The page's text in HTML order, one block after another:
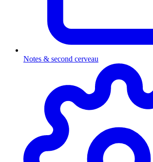
Notes & second cerveau